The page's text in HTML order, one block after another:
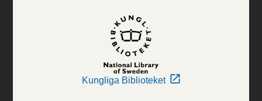
Kungliga Biblioteket